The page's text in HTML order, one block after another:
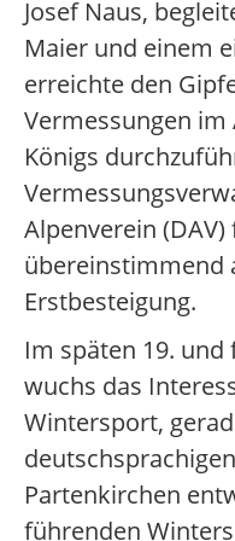
Josef Naus,
Maier und einem
erreichte den
Vermessungen
Königs
Alpenverein
übereinstimmend
Erstbesteigung.
Im späten 19. und
wuchs das
Wintersport,
Partenkirchen
führenden